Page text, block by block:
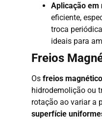
Aplicação em
eficiente,
troca
ideais para
Freios
Os freios
hidrodemolição ou
rotação ao variar a
superfície